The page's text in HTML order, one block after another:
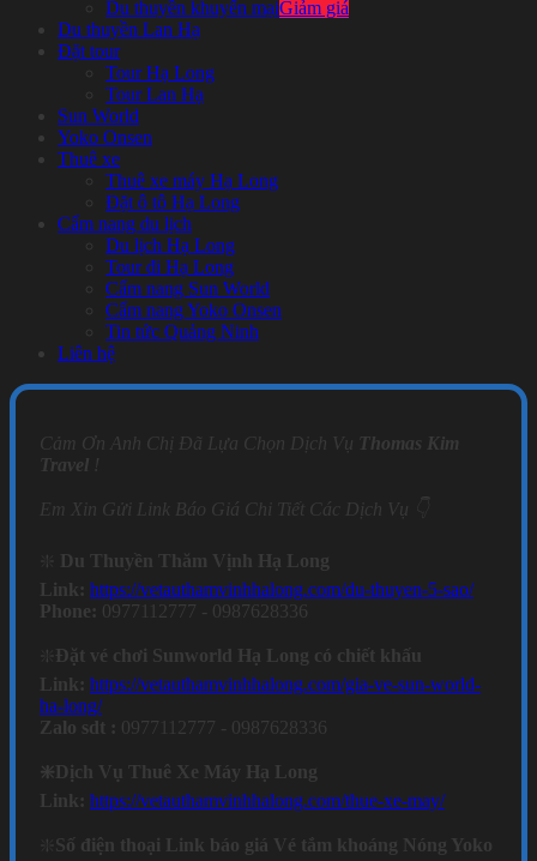
Du thuyền khuyến mại
Du thuyền Lan Hạ
Đặt tour
Tour Hạ Long
Tour Lan Hạ
Sun World
Yoko Onsen
Thuê xe
Thuê xe máy Hạ Long
Đặt ô tô Hạ Long
Cẩm nang du lịch
Du lịch Hạ Long
Tour đi Hạ Long
Cẩm nang Sun World
Cẩm nang Yoko Onsen
Tin tức Quảng Ninh
Liên hệ
Cảm Ơn Anh Chị Đã Lựa Chọn Dịch Vụ Thomas Kim
Travel !
Em Xin Gửi Link Báo Giá Chi Tiết Các Dịch Vụ 👇
❇️
Du Thuyền Thăm Vịnh Hạ Long
Link: https://vetauthamvinhhalong.com/du-thuyen-5-sao/
Phone: 0977112777 - 0987628336
❇️ Đặt vé chơi Sunworld Hạ Long có chiết khấu
Link: https://vetauthamvinhhalong.com/gia-ve-sun-world-
ha-long/
Zalo sdt : 0977112777 - 0987628336
❇️Dịch Vụ Thuê Xe Máy Hạ Long
Link: https://vetauthamvinhhalong.com/thue-xe-may/
❇️ Số điện thoại Link báo giá Vé tắm khoáng Nóng Yoko